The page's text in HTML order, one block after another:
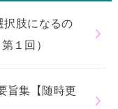
択肢になるの
１回）
旨集【随時更